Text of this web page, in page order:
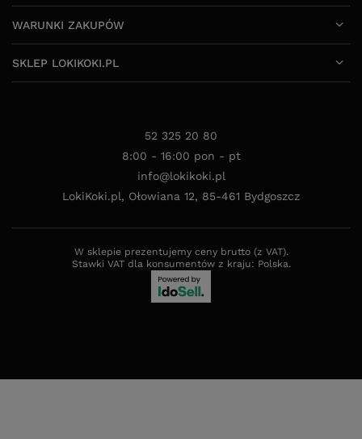
WARUNKI ZAKUPÓW
SKLEP LOKIKOKI.PL
52 325 20 80
8:00 - 16:00 pon - pt
info@lokikoki.pl
LokiKoki.pl, Ołowiana 12, 85-461 Bydgoszcz
W sklepie prezentujemy ceny brutto (z VAT).
Stawki VAT dla konsumentów z kraju: Polska.